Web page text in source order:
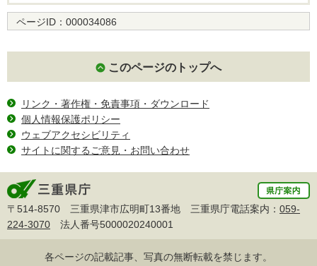
ページID： 000034086
このページのトップへ
リンク・著作権・免責事項・ダウンロード
個人情報保護ポリシー
ウェブアクセシビリティ
サイトに関するご意見・お問い合わせ
〒514-8570 三重県津市広明町13番地 三重県庁電話案内： 059-
224-3070 法人番号5000020240001
各ページの記載記事、写真の無断転載を禁じます。